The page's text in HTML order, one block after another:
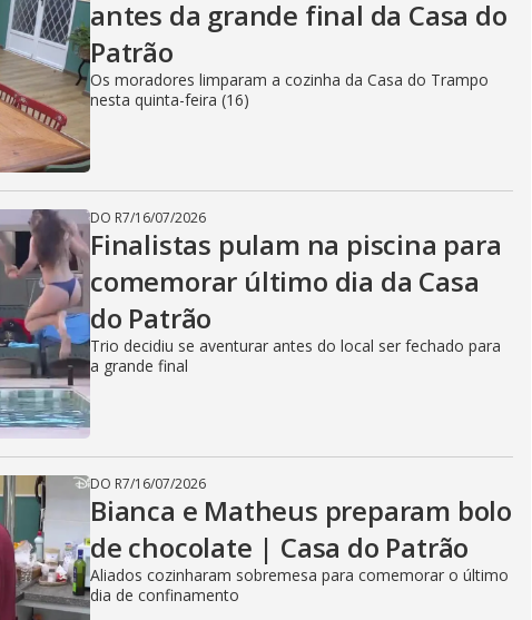
antes da grande final da Casa do
Patrão
Os moradores limparam a cozinha da Casa do Trampo
nesta quinta-feira (16)
DO R7/16/07/2026
Finalistas pulam na piscina para
comemorar último dia da Casa
do Patrão
Trio decidiu se aventurar antes do local ser fechado para
a grande final
DO R7/16/07/2026
Bianca e Matheus preparam bolo
de chocolate | Casa do Patrão
Aliados cozinharam sobremesa para comemorar o último
dia de confinamento